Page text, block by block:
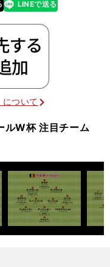
LINEで送る
ついて
W杯 注目チーム